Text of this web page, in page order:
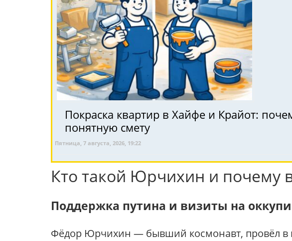
Покраска квартир в Хайфе и Крайот:
понятную смету
Пятница, 7 августа, 2026, 19:22
Кто такой Юрчихин и почему
Поддержка путина и визиты на
Фёдор Юрчихин — бывший космонавт, провёл в